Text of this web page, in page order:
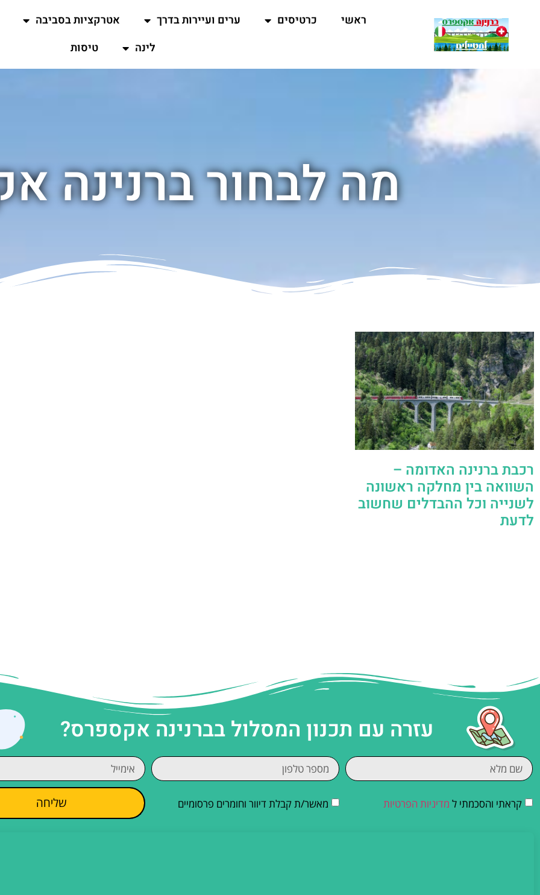
ראשי כרטיסים ערים ועיירות בדרך אטרקציות בסביבה
לינה
טיסות
מה לבחור ברנינה
רכבת ברנינה האדומה –
השוואה בין מחלקה ראשונה
לשנייה וכל ההבדלים שחשוב
לדעת
עזרה עם תכנון המסלול בברנינה אקספרס?
קראתי והסכמתי ל מדיניות הפרטיות מאשר/ת קבלת דיוור וחומרים פרסומיים שליחה